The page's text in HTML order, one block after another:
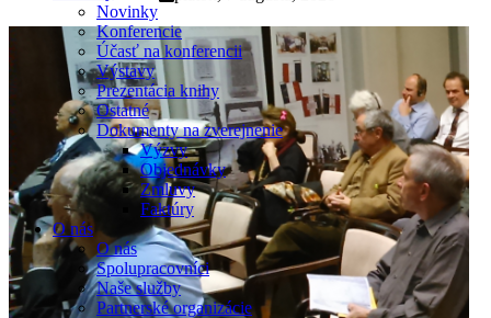
Novinky
Konferencie
Účasť na konferencii
Výstavy
Prezentácia knihy
Ostatné
Dokumenty na zverejnenie
Výzvy
Objednávky
Zmluvy
Faktúry
O nás
O nás
Spolupracovníci
Naše služby
Partnerské organizácie